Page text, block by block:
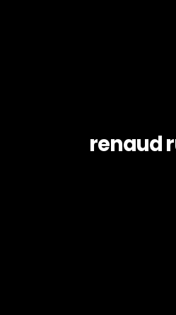
renaud